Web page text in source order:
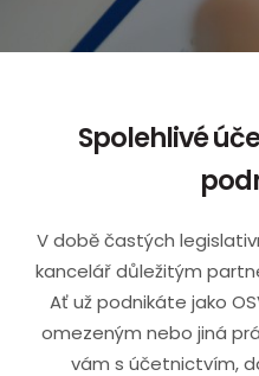
Spolehlivé
V době častých
kancelář důležitým
Ať už podnikáte jako
omezeným nebo jiná
vám s účetnictvím,